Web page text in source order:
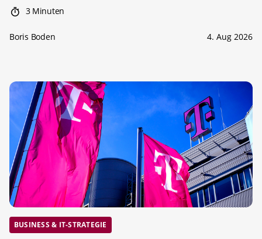
3 Minuten
Boris Boden 4. Aug 2026
BUSINESS & IT-STRATEGIE